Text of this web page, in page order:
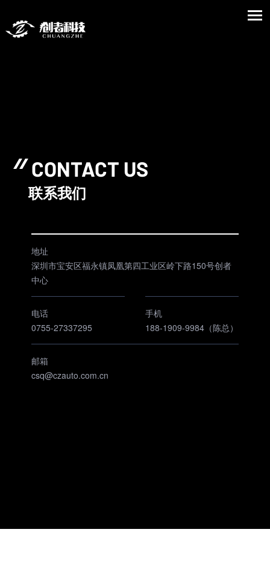
CONTACT US
联系我们
地址
深圳市宝安区福永镇凤凰第四工业区岭下路150号创者
中心
电话
0755-27337295
手机
188-1909-9984（陈总）
邮箱
csq@czauto.com.cn